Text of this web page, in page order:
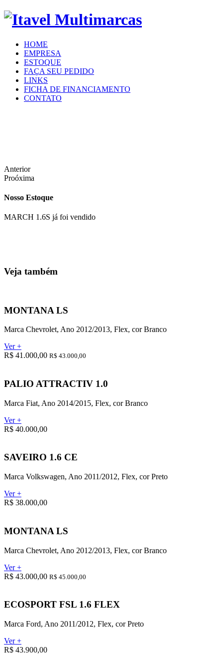
HOME
EMPRESA
ESTOQUE
FAÇA SEU PEDIDO
LINKS
FICHA DE FINANCIAMENTO
CONTATO
Anterior
Proóxima
Nosso Estoque
MARCH 1.6S já foi vendido
Veja também
MONTANA LS
Marca Chevrolet, Ano 2012/2013, Flex, cor Branco
Ver +
R$ 41.000,00 R$ 43.000,00
PALIO ATTRACTIV 1.0
Marca Fiat, Ano 2014/2015, Flex, cor Branco
Ver +
R$ 40.000,00
SAVEIRO 1.6 CE
Marca Volkswagen, Ano 2011/2012, Flex, cor Preto
Ver +
R$ 38.000,00
MONTANA LS
Marca Chevrolet, Ano 2012/2013, Flex, cor Branco
Ver +
R$ 43.000,00 R$ 45.000,00
ECOSPORT FSL 1.6 FLEX
Marca Ford, Ano 2011/2012, Flex, cor Preto
Ver +
R$ 43.900,00